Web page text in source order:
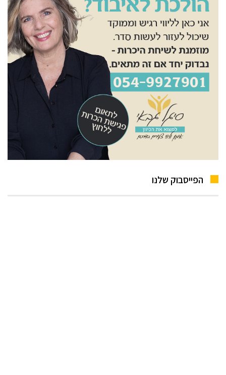
הפייסבוק שלנו